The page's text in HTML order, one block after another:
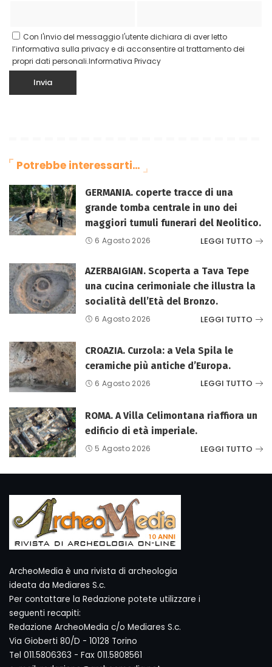
Con l'invio del messaggio l'utente dichiara di aver letto
l’informativa sulla privacy e di acconsentire al trattamento dei
propri dati personali.Informativa Privacy
Potrebbe interessarti…
GERMANIA. coperte tracce di una
grande tomba centrale in uno dei
maggiori tumuli funerari del Neolitico.
6 Agosto 2026 LEGGI TUTTO
AZERBAIGIAN. Scoperta a Tava Tepe
una cucina cerimoniale che illustra la
socialità dell’Età del Bronzo.
6 Agosto 2026 LEGGI TUTTO
CROAZIA. Curzola: a Vela Spila le
ceramiche più antiche d’Europa.
6 Agosto 2026 LEGGI TUTTO
ROMA. A Villa Celimontana riaffiora un
edificio di età imperiale.
5 Agosto 2026 LEGGI TUTTO
ArcheoMedia è una rivista di archeologia
ideata da Mediares S.c.
Per contattare la Redazione potete utilizzare i
seguenti recapiti:
Redazione ArcheoMedia c/o Mediares S.c.
Via Gioberti 80/D - 10128 Torino
Tel 011.5806363 - Fax 011.5808561